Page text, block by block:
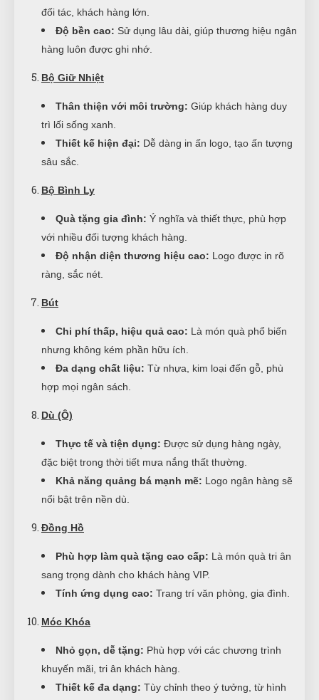
đối tác, khách hàng lớn.
Độ bền cao: Sử dụng lâu dài, giúp thương hiệu ngân
hàng luôn được ghi nhớ.
Bộ Giữ Nhiệt
Thân thiện với môi trường: Giúp khách hàng duy
trì lối sống xanh.
Thiết kế hiện đại: Dễ dàng in ấn logo, tạo ấn tượng
sâu sắc.
Bộ Bình Ly
Quà tặng gia đình: Ý nghĩa và thiết thực, phù hợp
với nhiều đối tượng khách hàng.
Độ nhận diện thương hiệu cao: Logo được in rõ
ràng, sắc nét.
Bút
Chi phí thấp, hiệu quả cao: Là món quà phổ biến
nhưng không kém phần hữu ích.
Đa dạng chất liệu: Từ nhựa, kim loại đến gỗ, phù
hợp mọi ngân sách.
Dù (Ô)
Thực tế và tiện dụng: Được sử dụng hàng ngày,
đặc biệt trong thời tiết mưa nắng thất thường.
Khả năng quảng bá mạnh mẽ: Logo ngân hàng sẽ
nổi bật trên nền dù.
Đồng Hồ
Phù hợp làm quà tặng cao cấp: Là món quà tri ân
sang trọng dành cho khách hàng VIP.
Tính ứng dụng cao: Trang trí văn phòng, gia đình.
Móc Khóa
Nhỏ gọn, dễ tặng: Phù hợp với các chương trình
khuyến mãi, tri ân khách hàng.
Thiết kế đa dạng: Tùy chỉnh theo ý tưởng, từ hình